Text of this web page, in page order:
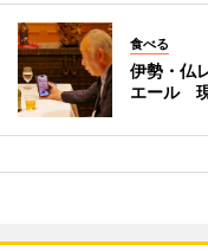
食べる
伊勢・仏
エール